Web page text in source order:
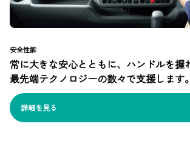
安全性能
常に大きな安心とともに、ハンドルを握
最先端テクノロジーの数々で支援します。
詳細を見る